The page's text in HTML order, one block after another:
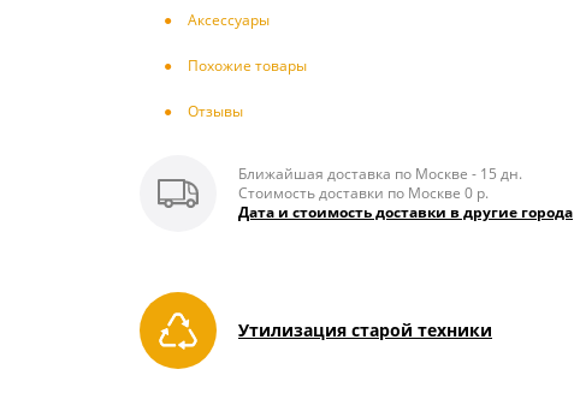
Аксесcуары
Похожие товары
Отзывы
Ближайшая доставка по Москве - 15 дн.
Стоимость доставки по Москве 0 р.
Дата и стоимость доставки в другие города
Утилизация старой техники